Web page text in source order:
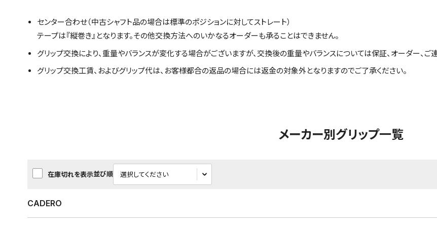
センター合わせ（中古シャフト品の場合は標準のポジションに対してストレート）
テープは『縦巻き』となります。その他交換方法へのいかなるオーダーも承ることはできません。
グリップ交換により、重量やバランスが変化する場合がございますが、交換後の重量やバランスについては保証、オーダー、ご
グリップ交換工賃、およびグリップ代は、お客様都合の返品の場合には返金の対象外となりますのでご了承ください。
メーカー別グリップ一覧
在庫切れを表示並び順
CADERO